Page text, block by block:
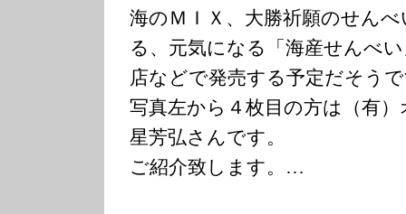
海のＭＩＸ、大勝祈願のせん
る、元気になる「海産せんべ
店などで発売する予定だそう
写真左から４枚目の方は（有
星芳弘さんです。
ご紹介致します。…